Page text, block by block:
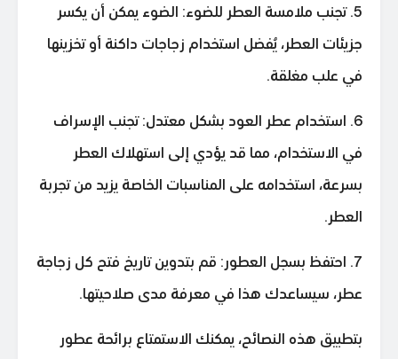
5. تجنب ملامسة العطر للضوء: الضوء يمكن أن يكسر
جزيئات العطر، يُفضل استخدام زجاجات داكنة أو تخزينها
في علب مغلقة.
6. استخدام عطر العود بشكل معتدل: تجنب الإسراف
في الاستخدام، مما قد يؤدي إلى استهلاك العطر
بسرعة، استخدامه على المناسبات الخاصة يزيد من تجربة
العطر.
7. احتفظ بسجل العطور: قم بتدوين تاريخ فتح كل زجاجة
عطر، سيساعدك هذا في معرفة مدى صلاحيتها.
بتطبيق هذه النصائح، يمكنك الاستمتاع برائحة عطور